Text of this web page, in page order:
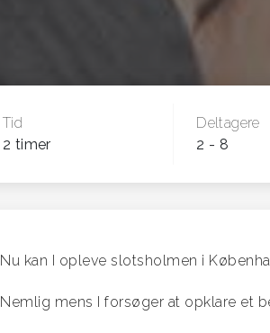
Tid
2 timer
Deltagere
2 - 8
Nu kan I opleve slotsholmen i
Nemlig mens I forsøger at opklare et